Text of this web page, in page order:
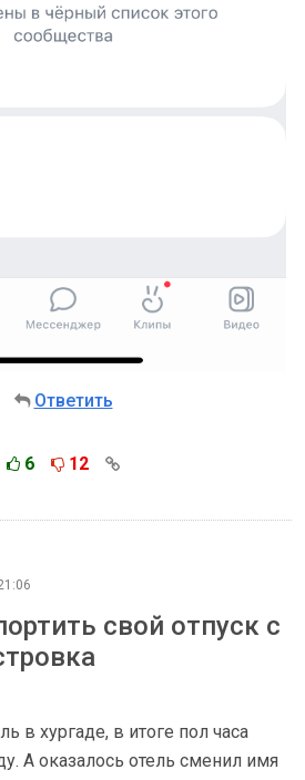
Ответить
6 12
свой отпуск с
в хургаде, в итоге пол часа
А оказалось отель сменил имя